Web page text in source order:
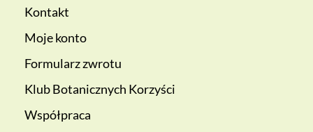
Kontakt
Moje konto
Formularz zwrotu
Klub Botanicznych Korzyści
Współpraca